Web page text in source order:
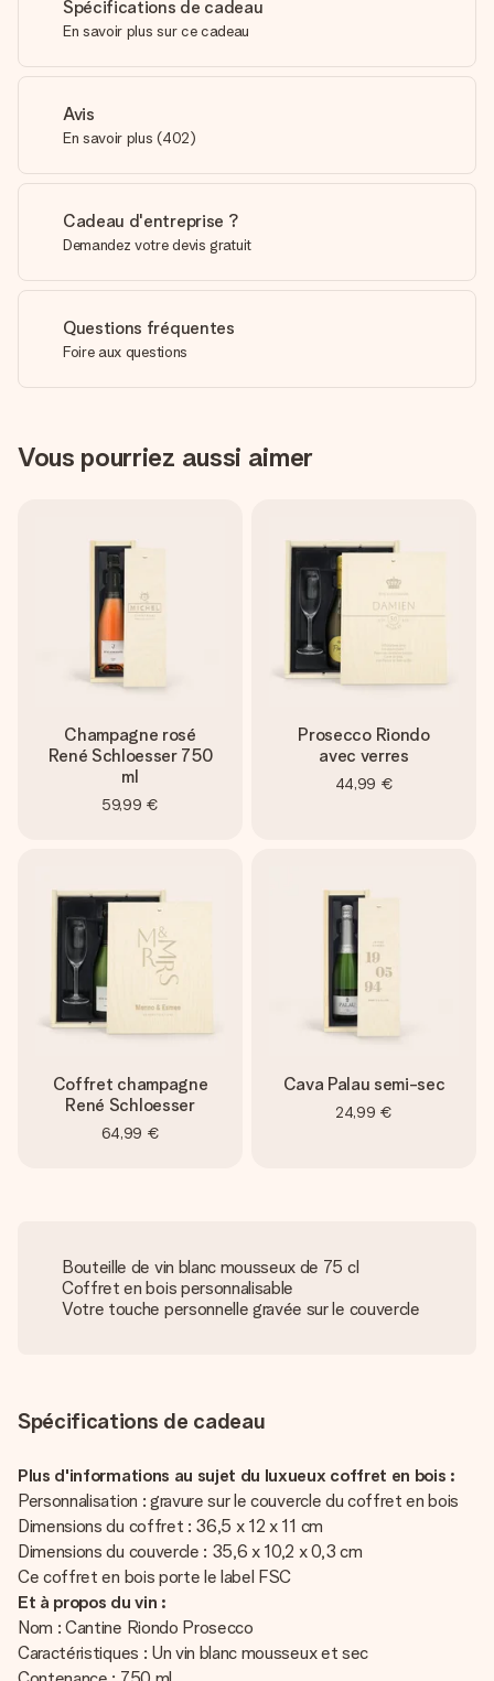
Spécifications de cadeau
En savoir plus sur ce cadeau
Avis
En savoir plus (402)
Cadeau d'entreprise ?
Demandez votre devis gratuit
Questions fréquentes
Foire aux questions
Vous pourriez aussi aimer
Champagne rosé
René Schloesser 750
ml
59,99 €
Prosecco Riondo
avec verres
44,99 €
Coffret champagne
René Schloesser
64,99 €
Cava Palau semi-sec
24,99 €
Bouteille de vin blanc mousseux de 75 cl
Coffret en bois personnalisable
Votre touche personnelle gravée sur le couvercle
Spécifications de cadeau
Plus d'informations au sujet du luxueux coffret en bois :
Personnalisation : gravure sur le couvercle du coffret en bois
Dimensions du coffret : 36,5 x 12 x 11 cm
Dimensions du couvercle : 35,6 x 10,2 x 0,3 cm
Ce coffret en bois porte le label FSC
Et à propos du vin :
Nom : Cantine Riondo Prosecco
Caractéristiques : Un vin blanc mousseux et sec